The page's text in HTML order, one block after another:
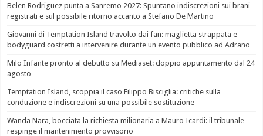
Belen Rodriguez punta a Sanremo 2027: Spuntano indiscrezioni sui brani
registrati e sul possibile ritorno accanto a Stefano De Martino
Giovanni di Temptation Island travolto dai fan: maglietta strappata e
bodyguard costretti a intervenire durante un evento pubblico ad Adrano
Milo Infante pronto al debutto su Mediaset: doppio appuntamento dal 24
agosto
Temptation Island, scoppia il caso Filippo Bisciglia: critiche sulla
conduzione e indiscrezioni su una possibile sostituzione
Wanda Nara, bocciata la richiesta milionaria a Mauro Icardi: il tribunale
respinge il mantenimento provvisorio